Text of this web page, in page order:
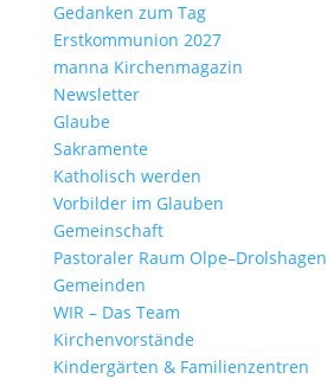
Gedanken zum Tag
Erst­kom­mu­nion 2027
manna Kirchen­ma­gazin
News­letter
Glaube
Sakra­mente
Katho­lisch werden
Vorbilder im Glauben
Gemein­schaft
Pasto­raler Raum Olpe–Drolshagen
Gemeinden
WIR – Das Team
Kirchen­vor­stände
Kinder­gärten & Familienzentren